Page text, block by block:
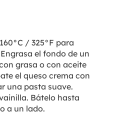
/ 325°F para
el fondo de un
grasa o con aceite
el queso crema con
una pasta suave.
Bátelo hasta
a un lado.